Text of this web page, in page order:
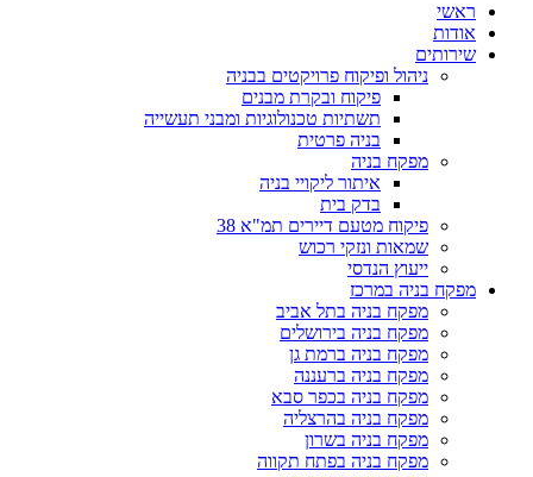
ראשי
אודות
שירותים
ניהול ופיקוח פרויקטים בבניה
פיקוח ובקרת מבנים
תשתיות טכנולוגיות ומבני תעשייה
בניה פרטית
מפקח בניה
איתור ליקויי בניה
בדק בית
פיקוח מטעם דיירים תמ"א 38
שמאות ונזקי רכוש
ייעוץ הנדסי
מפקח בניה במרכז
מפקח בניה בתל אביב
מפקח בניה בירושלים
מפקח בניה ברמת גן
מפקח בניה ברעננה
מפקח בניה בכפר סבא
מפקח בניה בהרצליה
מפקח בניה בשרון
מפקח בניה בפתח תקווה